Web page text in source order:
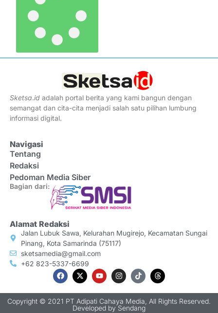
Sketsa.id adalah portal berita yang kami bangun dengan
semangat dan cita-cita menjadi salah satu pilihan lumbung
informasi digital.
Navigasi
Tentang
Redaksi
Pedoman Media Siber
Bagian dari:
Alamat Redaksi
Jalan Lubuk Sawa, Kelurahan Mugirejo, Kecamatan Sungai
Pinang, Kota Samarinda (75117)
sketsamedia@gmail.com
+62 823-5337-6699
Copyright © 2021 PT Adipati Cahaya Media, All Rights Reserved.
Developed bySendang